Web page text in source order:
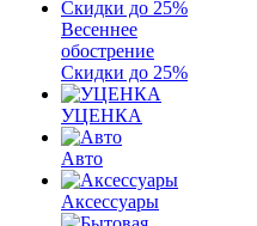
Весеннее
обострение
Скидки до 25%
УЦЕНКА
Авто
Аксессуары